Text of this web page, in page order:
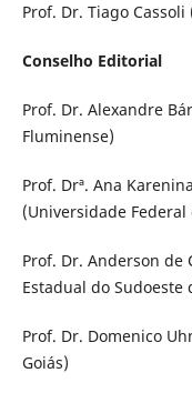
Prof. Dr. Tiago
Conselho Editorial
Prof. Dr. Alexandre
Fluminense)
Prof. Drª. Ana
(Universidade
Prof. Dr. Anderson de
Estadual do Sudoeste
Prof. Dr. Domenico
Goiás)